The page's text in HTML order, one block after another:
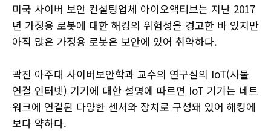
미국 사이버 보안 컨설팅업체 아이오액티브는 지난 2017
년 가정용 로봇에 대한 해킹의 위험성을 경고한 바 있지만
아직 많은 가정용 로봇은 보안에 있어 취약하다.
곽진 아주대 사이버보안학과 교수의 연구실의 IoT(사물
연결 인터넷) 기기에 대한 설명에 따르면 IoT 기기는 네트
워크에 연결된 다양한 센서와 장치로 구성돼 있어 해킹에
보다 약하다.